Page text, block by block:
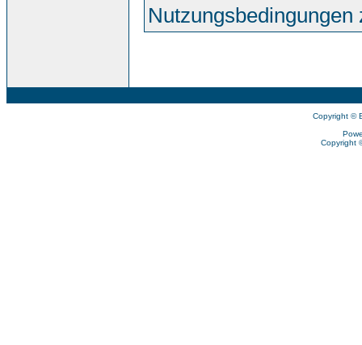
Nutzungsbedingungen
Copyright ©
Copyright